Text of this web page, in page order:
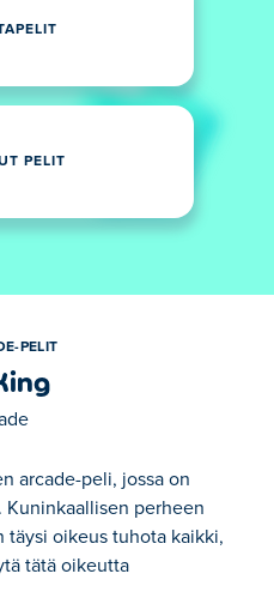
PELIT
PELIT
arcade-peli, jossa on
Kuninkaallisen perheen
täysi oikeus tuhota kaikki,
tätä oikeutta